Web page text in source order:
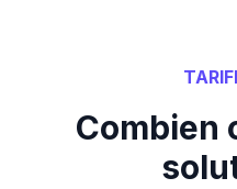
Combien